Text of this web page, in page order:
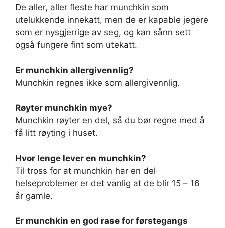
De aller, aller fleste har munchkin som
utelukkende innekatt, men de er kapable jegere
som er nysgjerrige av seg, og kan sånn sett
også fungere fint som utekatt.
Er munchkin allergivennlig?
Munchkin regnes ikke som allergivennlig.
Røyter munchkin mye?
Munchkin røyter en del, så du bør regne med å
få litt røyting i huset.
Hvor lenge lever en munchkin?
Til tross for at munchkin har en del
helseproblemer er det vanlig at de blir 15 – 16
år gamle.
Er munchkin en god rase for førstegangs